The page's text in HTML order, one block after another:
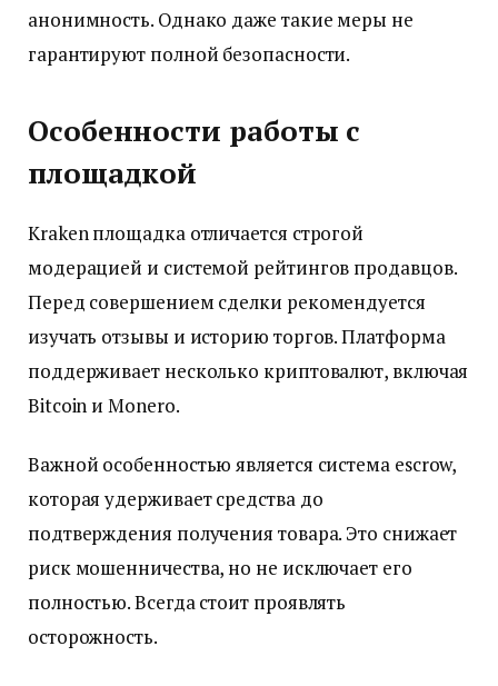
анонимность. Однако даже такие меры не
гарантируют полной безопасности.
Особенности работы с
площадкой
Kraken площадка отличается строгой
модерацией и системой рейтингов продавцов.
Перед совершением сделки рекомендуется
изучать отзывы и историю торгов. Платформа
поддерживает несколько криптовалют, включая
Bitcoin и Monero.
Важной особенностью является система escrow,
которая удерживает средства до
подтверждения получения товара. Это снижает
риск мошенничества, но не исключает его
полностью. Всегда стоит проявлять
осторожность.